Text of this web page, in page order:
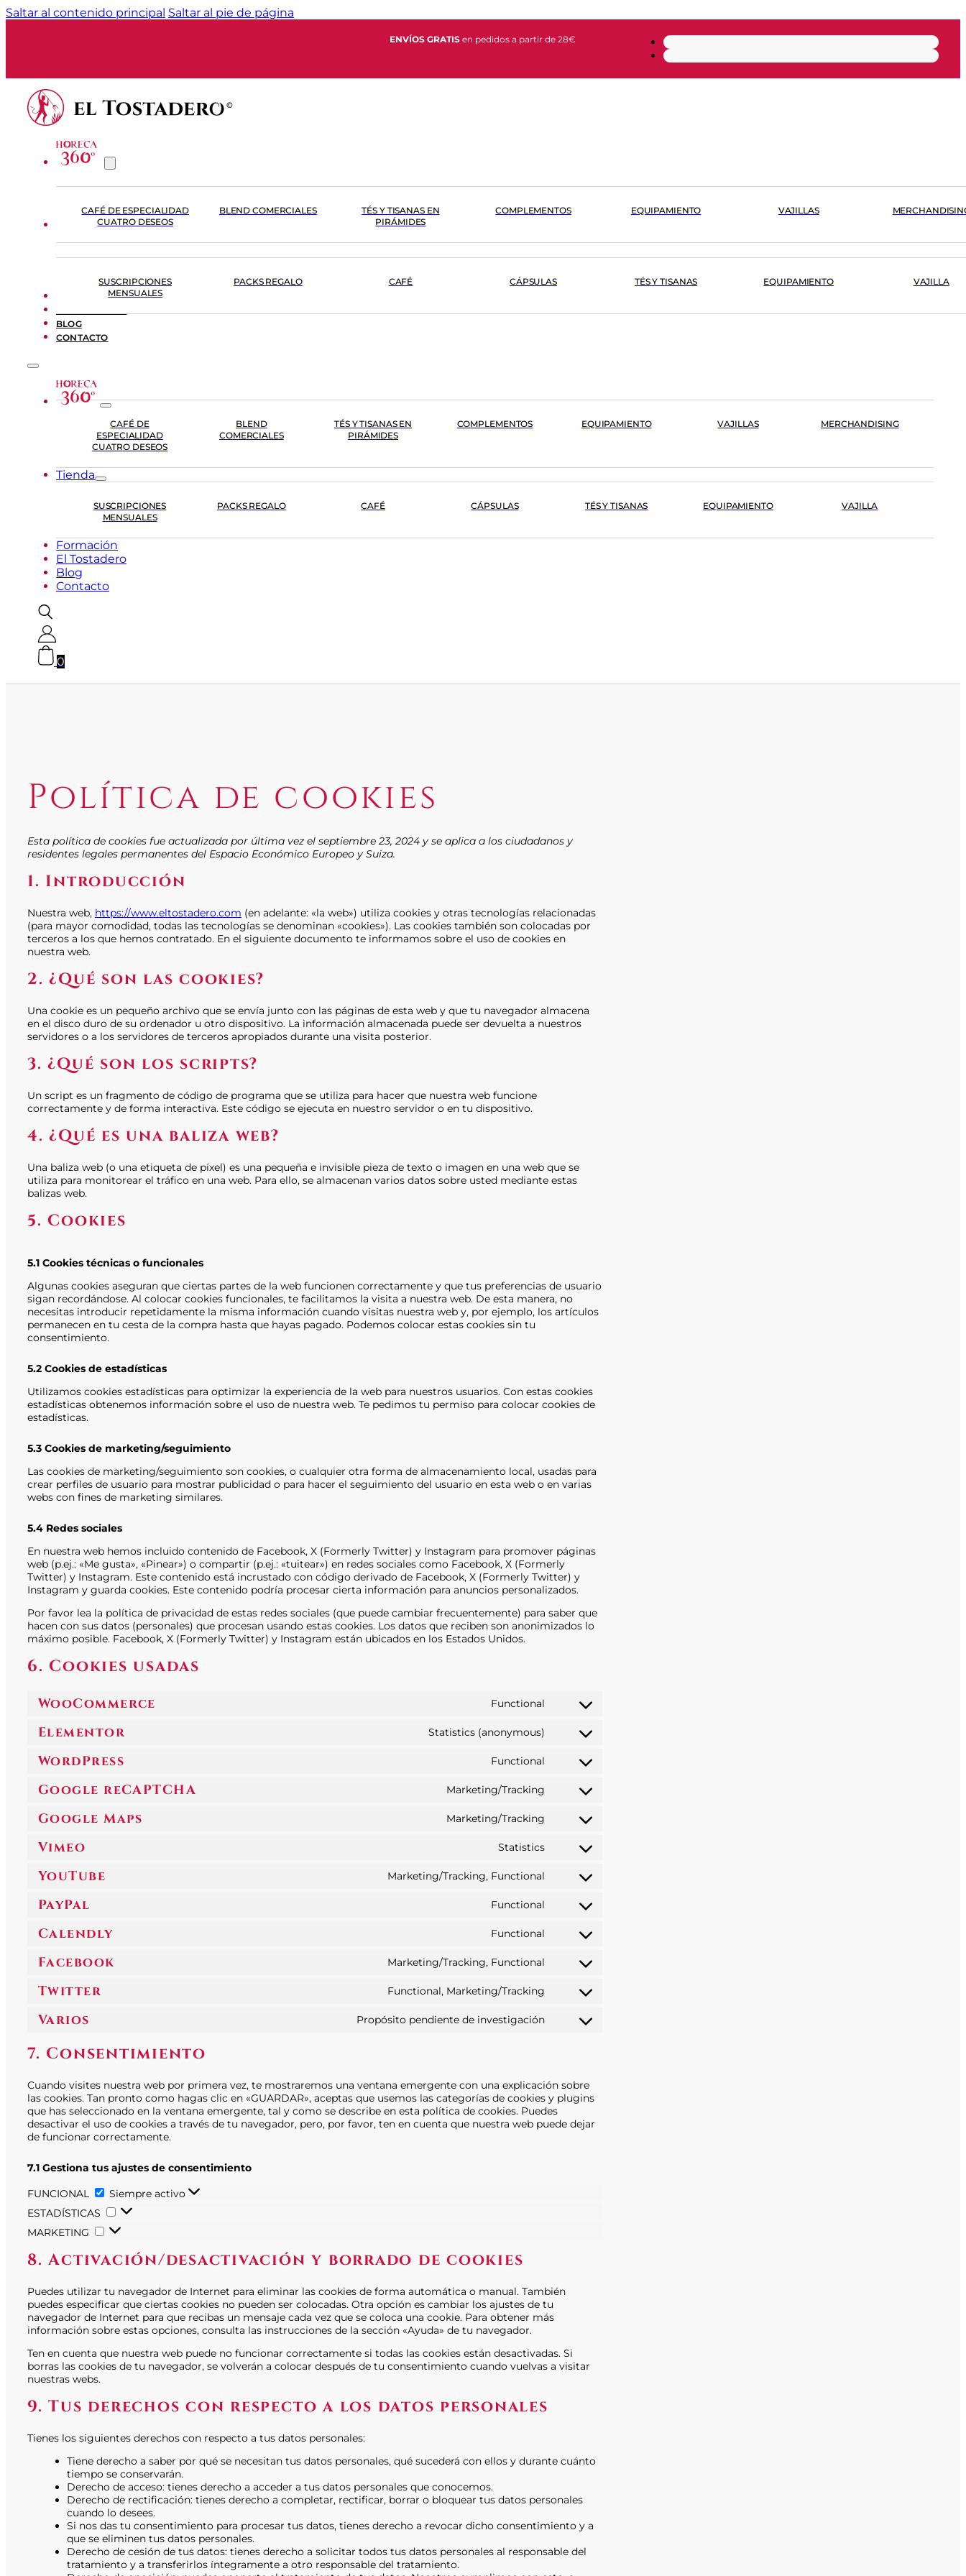
Saltar al contenido principal Saltar al pie de página
ENVÍOS GRATIS en pedidos a partir de 28€
CAFÉ DE ESPECIALIDAD
CUATRO DESEOS
BLEND COMERCIALES
TÉS Y TISANAS EN
PIRÁMIDES
COMPLEMENTOS EQUIPAMIENTO VAJILLAS
SUSCRIPCIONES
MENSUALES
PACKS REGALO CAFÉ CÁPSULAS TÉS Y TISANAS EQUIPAMIENTO
VAJILLA
FORMACIÓN
BLOG
CONTACTO
CAFÉ DE
ESPECIALIDAD
CUATRO DESEOS
BLEND
COMERCIALES
TÉS Y TISANAS EN
PIRÁMIDES
COMPLEMENTOS EQUIPAMIENTO VAJILLAS MERCHANDISING
Tienda
SUSCRIPCIONES
MENSUALES
PACKS REGALO CAFÉ CÁPSULAS TÉS Y TISANAS EQUIPAMIENTO VAJILLA
Formación
El Tostadero
Blog
Contacto
0
Política de cookies
Esta política de cookies fue actualizada por última vez el septiembre 23, 2024 y se aplica a los ciudadanos y
residentes legales permanentes del Espacio Económico Europeo y Suiza.
1. Introducción
Nuestra web, https://www.eltostadero.com (en adelante: «la web») utiliza cookies y otras tecnologías relacionadas
(para mayor comodidad, todas las tecnologías se denominan «cookies»). Las cookies también son colocadas por
terceros a los que hemos contratado. En el siguiente documento te informamos sobre el uso de cookies en
nuestra web.
2. ¿Qué son las cookies?
Una cookie es un pequeño archivo que se envía junto con las páginas de esta web y que tu navegador almacena
en el disco duro de su ordenador u otro dispositivo. La información almacenada puede ser devuelta a nuestros
servidores o a los servidores de terceros apropiados durante una visita posterior.
3. ¿Qué son los scripts?
Un script es un fragmento de código de programa que se utiliza para hacer que nuestra web funcione
correctamente y de forma interactiva. Este código se ejecuta en nuestro servidor o en tu dispositivo.
4. ¿Qué es una baliza web?
Una baliza web (o una etiqueta de píxel) es una pequeña e invisible pieza de texto o imagen en una web que se
utiliza para monitorear el tráfico en una web. Para ello, se almacenan varios datos sobre usted mediante estas
balizas web.
5. Cookies
5.1 Cookies técnicas o funcionales
Algunas cookies aseguran que ciertas partes de la web funcionen correctamente y que tus preferencias de usuario
sigan recordándose. Al colocar cookies funcionales, te facilitamos la visita a nuestra web. De esta manera, no
necesitas introducir repetidamente la misma información cuando visitas nuestra web y, por ejemplo, los artículos
permanecen en tu cesta de la compra hasta que hayas pagado. Podemos colocar estas cookies sin tu
consentimiento.
5.2 Cookies de estadísticas
Utilizamos cookies estadísticas para optimizar la experiencia de la web para nuestros usuarios. Con estas cookies
estadísticas obtenemos información sobre el uso de nuestra web. Te pedimos tu permiso para colocar cookies de
estadísticas.
5.3 Cookies de marketing/seguimiento
Las cookies de marketing/seguimiento son cookies, o cualquier otra forma de almacenamiento local, usadas para
crear perfiles de usuario para mostrar publicidad o para hacer el seguimiento del usuario en esta web o en varias
webs con fines de marketing similares.
5.4 Redes sociales
En nuestra web hemos incluido contenido de Facebook, X (Formerly Twitter) y Instagram para promover páginas
web (p.ej.: «Me gusta», «Pinear») o compartir (p.ej.: «tuitear») en redes sociales como Facebook, X (Formerly
Twitter) y Instagram. Este contenido está incrustado con código derivado de Facebook, X (Formerly Twitter) y
Instagram y guarda cookies. Este contenido podría procesar cierta información para anuncios personalizados.
Por favor lea la política de privacidad de estas redes sociales (que puede cambiar frecuentemente) para saber que
hacen con sus datos (personales) que procesan usando estas cookies. Los datos que reciben son anonimizados lo
máximo posible. Facebook, X (Formerly Twitter) y Instagram están ubicados en los Estados Unidos.
6. Cookies usadas
WooCommerce Functional
Consent
service
Elementor Statistics (anonymous)
Consent
service
WordPress Functional
Consent
service
Google reCAPTCHA Marketing/Tracking
Consent
service
recaptcha
Google Maps Marketing/Tracking
Consent
service
maps
Vimeo Statistics
Consent
service
YouTube Marketing/Tracking, Functional
Consent
service
PayPal Functional
Consent
service
Calendly Functional
Consent
service
Facebook Marketing/Tracking, Functional
Consent
service
Twitter Functional, Marketing/Tracking
Consent
service
Varios Propósito pendiente de investigación
Consent
7. Consentimiento
Cuando visites nuestra web por primera vez, te mostraremos una ventana emergente con una explicación sobre
las cookies. Tan pronto como hagas clic en «GUARDAR», aceptas que usemos las categorías de cookies y plugins
que has seleccionado en la ventana emergente, tal y como se describe en esta política de cookies. Puedes
desactivar el uso de cookies a través de tu navegador, pero, por favor, ten en cuenta que nuestra web puede dejar
de funcionar correctamente.
7.1 Gestiona tus ajustes de consentimiento
FUNCIONAL
FUNCIONAL
Siempre activo
ESTADÍSTICAS
ESTADÍSTICAS
MARKETING
MARKETING
8. Activación/desactivación y borrado de cookies
Puedes utilizar tu navegador de Internet para eliminar las cookies de forma automática o manual. También
puedes especificar que ciertas cookies no pueden ser colocadas. Otra opción es cambiar los ajustes de tu
navegador de Internet para que recibas un mensaje cada vez que se coloca una cookie. Para obtener más
información sobre estas opciones, consulta las instrucciones de la sección «Ayuda» de tu navegador.
Ten en cuenta que nuestra web puede no funcionar correctamente si todas las cookies están desactivadas. Si
borras las cookies de tu navegador, se volverán a colocar después de tu consentimiento cuando vuelvas a visitar
nuestras webs.
9. Tus derechos con respecto a los datos personales
Tienes los siguientes derechos con respecto a tus datos personales:
Tiene derecho a saber por qué se necesitan tus datos personales, qué sucederá con ellos y durante cuánto
tiempo se conservarán.
Derecho de acceso: tienes derecho a acceder a tus datos personales que conocemos.
Derecho de rectificación: tienes derecho a completar, rectificar, borrar o bloquear tus datos personales
cuando lo desees.
Si nos das tu consentimiento para procesar tus datos, tienes derecho a revocar dicho consentimiento y a
que se eliminen tus datos personales.
Derecho de cesión de tus datos: tienes derecho a solicitar todos tus datos personales al responsable del
tratamiento y a transferirlos íntegramente a otro responsable del tratamiento.